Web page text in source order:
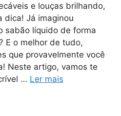
e louças brilhando,
dica! Já imaginou
sabão líquido de forma
E o melhor de tudo,
que provavelmente você
Neste artigo, vamos te
… Ler mais